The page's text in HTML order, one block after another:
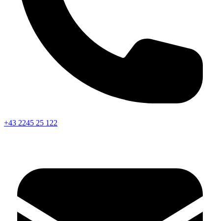
+43 2245 25 122